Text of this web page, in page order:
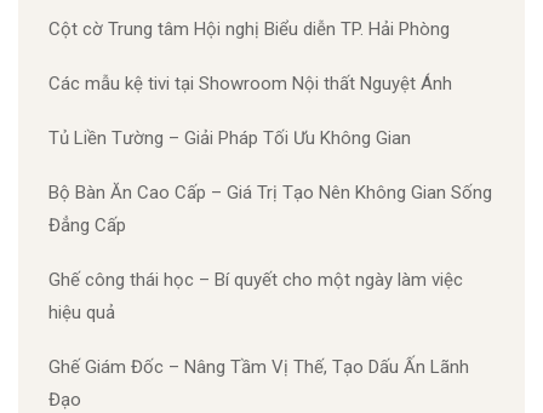
Cột cờ Trung tâm Hội nghị Biểu diễn TP. Hải Phòng
Các mẫu kệ tivi tại Showroom Nội thất Nguyệt Ánh
Tủ Liền Tường – Giải Pháp Tối Ưu Không Gian
Bộ Bàn Ăn Cao Cấp – Giá Trị Tạo Nên Không Gian Sống
Đẳng Cấp
Ghế công thái học – Bí quyết cho một ngày làm việc
hiệu quả
Ghế Giám Đốc – Nâng Tầm Vị Thế, Tạo Dấu Ấn Lãnh
Đạo